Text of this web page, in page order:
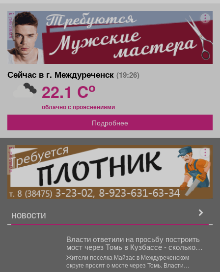
реклама
Сейчас в г. Междуреченск (19:26)
22.1 Co
облачно с прояснениями
Подробнее
реклама
НОВОСТИ
Власти ответили на просьбу построить
мост через Томь в Кузбассе - сколько
потребуется денег
Жители поселка Майзас в Междуреченском
округе просят о мосте через Томь. Власти